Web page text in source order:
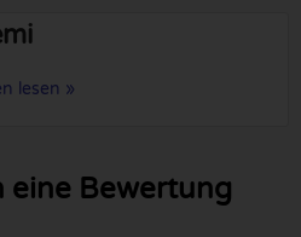
lesen »
eine Bewertung